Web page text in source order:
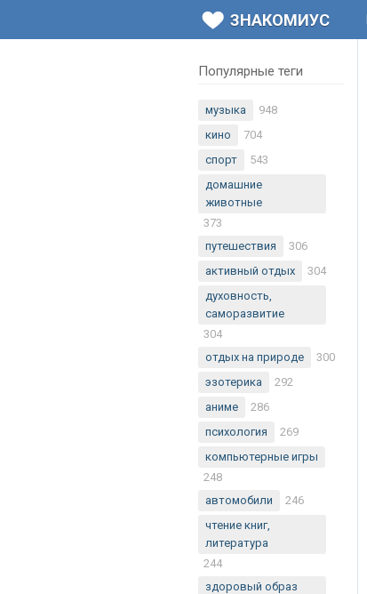
ЗНАКОМИУС
Популярные теги
музыка
948
кино
704
спорт
543
домашние
животные
373
путешествия
306
активный отдых
304
духовность,
саморазвитие
304
отдых на природе
300
эзотерика
292
аниме
286
психология
269
компьютерные игры
248
автомобили
246
чтение книг,
литература
244
здоровый образ